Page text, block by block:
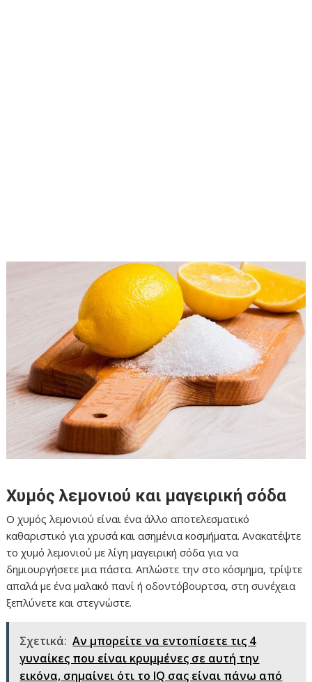
Χυμός λεμονιού και μαγειρική σόδα
Ο χυμός λεμονιού είναι ένα άλλο αποτελεσματικό
καθαριστικό για χρυσά και ασημένια κοσμήματα. Ανακατέψτε
το χυμό λεμονιού με λίγη μαγειρική σόδα για να
δημιουργήσετε μια πάστα. Απλώστε την στο κόσμημα, τρίψτε
απαλά με ένα μαλακό πανί ή οδοντόβουρτσα, στη συνέχεια
ξεπλύνετε και στεγνώστε.
Σχετικά: Αν μπορείτε να εντοπίσετε τις 4
γυναίκες που είναι κρυμμένες σε αυτή την
εικόνα, σημαίνει ότι το IQ σας είναι πάνω από